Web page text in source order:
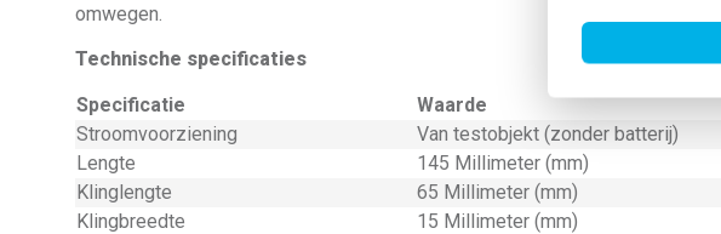
omwegen.
Technische specificaties
Specificatie
Waarde
Stroomvoorziening
Van testobjekt (zonder batterij)
Lengte
145 Millimeter (mm)
Klinglengte
65 Millimeter (mm)
Klingbreedte
15 Millimeter (mm)